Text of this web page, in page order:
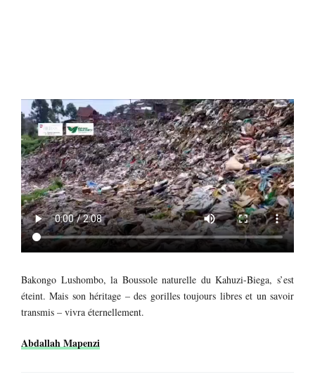
Bakongo Lushombo, la Boussole naturelle du Kahuzi-Biega, s’est
éteint. Mais son héritage – des gorilles toujours libres et un savoir
transmis – vivra éternellement.
Abdallah Mapenzi